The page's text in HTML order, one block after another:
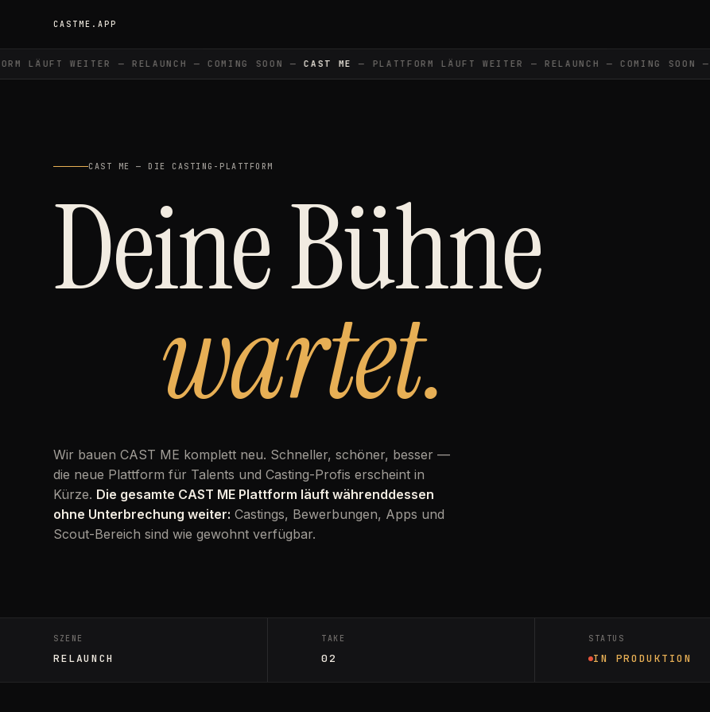
CASTME.APP
LÄUFT WEITER — RELAUNCH — COMING SOON — CAST ME — PLATTFORM LÄUFT WEITER — RELAUNCH — COMING SOON —
CAST ME — DIE CASTING-PLATTFORM
Deine Bühne
wartet.
Wir bauen CAST ME komplett neu. Schneller, schöner, besser —
die neue Plattform für Talents und Casting-Profis erscheint in
Kürze. Die gesamte CAST ME Plattform läuft währenddessen
ohne Unterbrechung weiter: Castings, Bewerbungen, Apps und
Scout-Bereich sind wie gewohnt verfügbar.
SZENE
RELAUNCH
TAKE
02
STATUS
IN PRODUKTION